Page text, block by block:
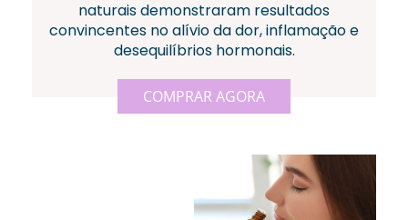
naturais demonstraram resultados
convincentes no alívio da dor, inflamação e
desequilíbrios hormonais.
COMPRAR AGORA